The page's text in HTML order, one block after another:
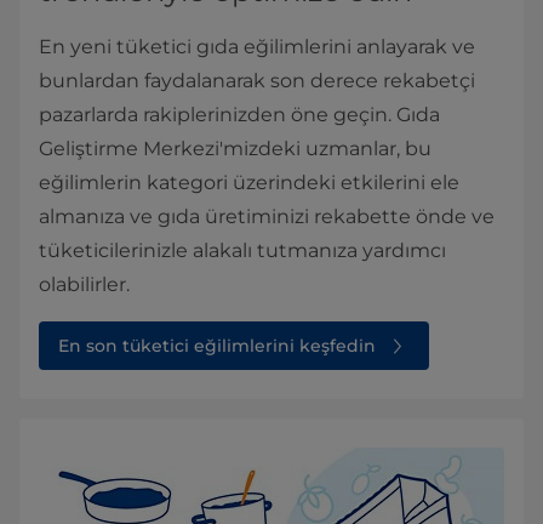
En yeni tüketici gıda eğilimlerini anlayarak ve
bunlardan faydalanarak son derece rekabetçi
pazarlarda rakiplerinizden öne geçin. Gıda
Geliştirme Merkezi'mizdeki uzmanlar, bu
eğilimlerin kategori üzerindeki etkilerini ele
almanıza ve gıda üretiminizi rekabette önde ve
tüketicilerinizle alakalı tutmanıza yardımcı
olabilirler.
En son tüketici eğilimlerini keşfedin